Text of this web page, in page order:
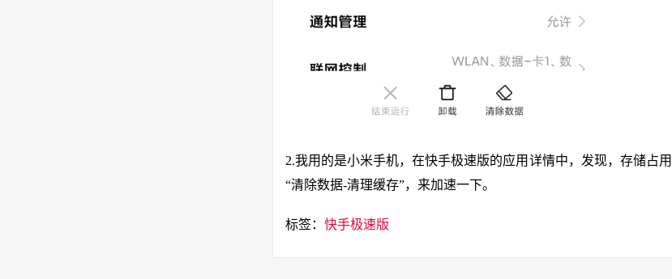
2.我用的是小米手机，在快手极速版的应用详情中，发现，存储占
“清除数据-清理缓存”，来加速一下。
标签： 快手极速版